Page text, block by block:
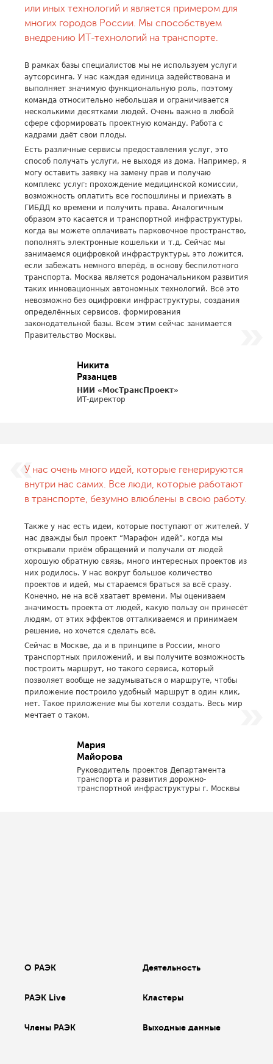
или иных технологий и является примером для
многих городов России. Мы способствуем
внедрению ИТ-технологий на транспорте.
В рамках базы специалистов мы не используем услуги
аутсорсинга. У нас каждая единица задействована и
выполняет значимую функциональную роль, поэтому
команда относительно небольшая и ограничивается
несколькими десятками людей. Очень важно в любой
сфере сформировать проектную команду. Работа с
кадрами даёт свои плоды.
Есть различные сервисы предоставления услуг, это
способ получать услуги, не выходя из дома. Например, я
могу оставить заявку на замену прав и получаю
комплекс услуг: прохождение медицинской комиссии,
возможность оплатить все госпошлины и приехать в
ГИБДД ко времени и получить права. Аналогичным
образом это касается и транспортной инфраструктуры,
когда вы можете оплачивать парковочное пространство,
пополнять электронные кошельки и т.д. Сейчас мы
занимаемся оцифровкой инфраструктуры, это ложится,
если забежать немного вперёд, в основу беспилотного
транспорта. Москва является родоначальником развития
таких инновационных автономных технологий. Всё это
невозможно без оцифровки инфраструктуры, создания
определённых сервисов, формирования
законодательной базы. Всем этим сейчас занимается
Правительство Москвы.
Никита
Рязанцев
НИИ «МосТрансПроект»
ИТ-директор
У нас очень много идей, которые генерируются
внутри нас самих. Все люди, которые работают
в транспорте, безумно влюблены в свою работу.
Также у нас есть идеи, которые поступают от жителей. У
нас дважды был проект “Марафон идей”, когда мы
открывали приём обращений и получали от людей
хорошую обратную связь, много интересных проектов из
них родилось. У нас вокруг большое количество
проектов и идей, мы стараемся браться за всё сразу.
Конечно, не на всё хватает времени. Мы оцениваем
значимость проекта от людей, какую пользу он принесёт
людям, от этих эффектов отталкиваемся и принимаем
решение, но хочется сделать всё.
Сейчас в Москве, да и в принципе в России, много
транспортных приложений, и вы получите возможность
построить маршрут, но такого сервиса, который
позволяет вообще не задумываться о маршруте, чтобы
приложение построило удобный маршрут в один клик,
нет. Такое приложение мы бы хотели создать. Весь мир
мечтает о таком.
Мария
Майорова
Руководитель проектов Департамента
транспорта и развития дорожно-
транспортной инфраструктуры г. Москвы
О РАЭК Деятельность
РАЭК Live Кластеры
Члены РАЭК Выходные данные